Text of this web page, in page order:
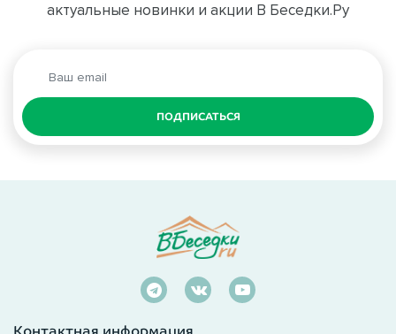
актуальные новинки и акции В Беседки.Ру
ПОДПИСАТЬСЯ
Контактная информация